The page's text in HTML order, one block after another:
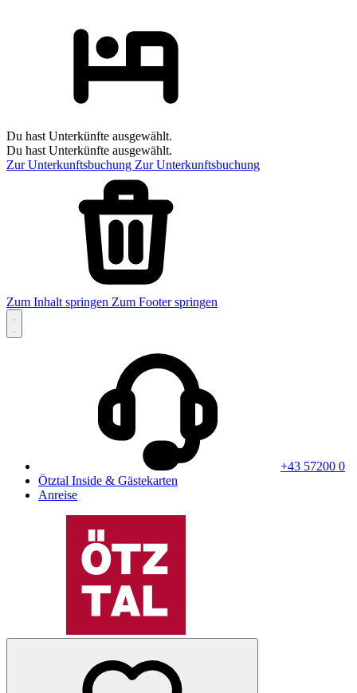
Du hast Unterkünfte ausgewählt.
Du hast Unterkünfte ausgewählt.
Zur Unterkunftsbuchung Zur Unterkunftsbuchung
Zum Inhalt springen Zum Footer springen
+43 57200 0
Ötztal Inside & Gästekarten
Anreise